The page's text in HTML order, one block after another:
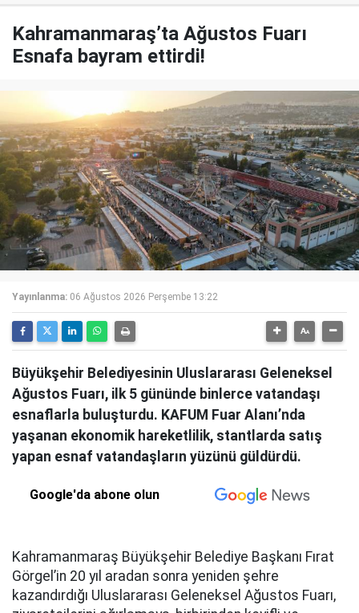
Kahramanmaraş’ta Ağustos Fuarı
Esnafa bayram ettirdi!
Yayınlanma: 06 Ağustos 2026 Perşembe 13:22
Büyükşehir Belediyesinin Uluslararası Geleneksel
Ağustos Fuarı, ilk 5 gününde binlerce vatandaşı
esnaflarla buluşturdu. KAFUM Fuar Alanı’nda
yaşanan ekonomik hareketlilik, stantlarda satış
yapan esnaf vatandaşların yüzünü güldürdü.
Google'da abone olun
Kahramanmaraş Büyükşehir Belediye Başkanı Fırat
Görgel’in 20 yıl aradan sonra yeniden şehre
kazandırdığı Uluslararası Geleneksel Ağustos Fuarı,